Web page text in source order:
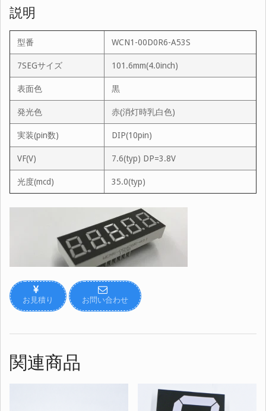
説明
型番 WCN1-00D0R6-A53S
7SEGサイズ 101.6mm(4.0inch)
表面色 黒
発光色 赤(消灯時乳白色)
実装(pin数) DIP(10pin)
VF(V) 7.6(typ) DP=3.8V
光度(mcd) 35.0(typ)
お見積り お問い合わせ
関連商品